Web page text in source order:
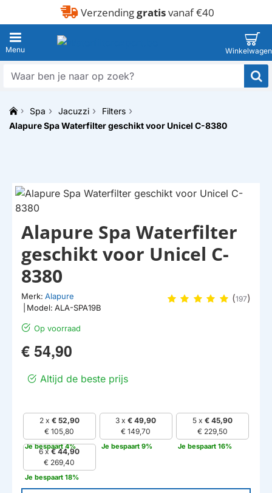
Verzendinggratisvanaf €40
Waar
naar
oph
Spa Jacuzzi
Filters
Alapure Spa Waterfilter geschikt voor Unicel C-8380
HUISMERK
Op voorraad
Alapure Spa Waterfilter
geschikt voor Unicel C-
8380
Merk: Alapure
Model: ALA-SPA19B
(197)
€ 54,90
Altijd de beste prijs
2 x € 52,90
€ 105,80
Je bespaart 4%
3 x€ 49,90
€ 149,70
Je bespaart 9%
5 x € 45,90
€ 229,50
Je bespaart 16%
6 x€ 44,90
€ 269,40
Je bespaart 18%